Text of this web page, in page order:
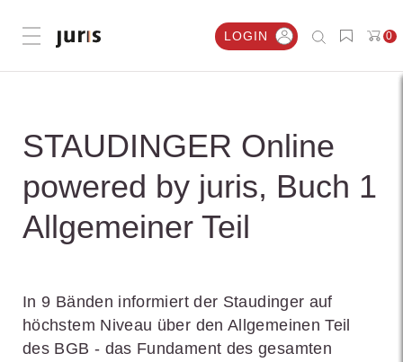
Menü öffnen LOGIN 0
STAUDINGER Online
powered by juris, Buch 1
Allgemeiner Teil
In 9 Bänden informiert der Staudinger auf
höchstem Niveau über den Allgemeinen Teil
des BGB - das Fundament des gesamten